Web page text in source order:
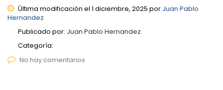
Última modificación el 1 diciembre, 2025 por Juan Pablo
Hernandez
Publicado por: Juan Pablo Hernandez
Categoría:
No hay comentarios